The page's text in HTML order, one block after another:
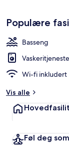
Populære
Basseng
Wi-fi inkludert
Vis alle
Føl deg